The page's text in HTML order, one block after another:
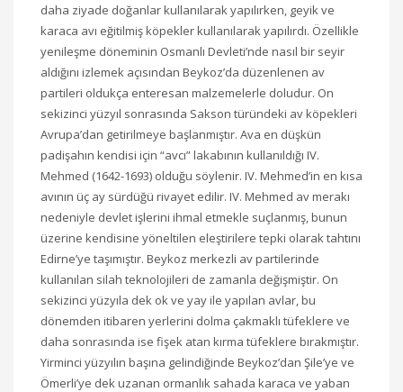
daha ziyade doğanlar kullanılarak yapılırken, geyik ve
karaca avı eğitilmiş köpekler kullanılarak yapılırdı. Özellikle
yenileşme döneminin Osmanlı Devleti’nde nasıl bir seyir
aldığını izlemek açısından Beykoz’da düzenlenen av
partileri oldukça enteresan malzemelerle doludur. On
sekizinci yüzyıl sonrasında Sakson türündeki av köpekleri
Avrupa’dan getirilmeye başlanmıştır. Ava en düşkün
padişahın kendisi için “avcı” lakabının kullanıldığı IV.
Mehmed (1642-1693) olduğu söylenir. IV. Mehmed’in en kısa
avının üç ay sürdüğü rivayet edilir. IV. Mehmed av merakı
nedeniyle devlet işlerini ihmal etmekle suçlanmış, bunun
üzerine kendisine yöneltilen eleştirilere tepki olarak tahtını
Edirne’ye taşımıştır. Beykoz merkezli av partilerinde
kullanılan silah teknolojileri de zamanla değişmiştir. On
sekizinci yüzyıla dek ok ve yay ile yapılan avlar, bu
dönemden itibaren yerlerini dolma çakmaklı tüfeklere ve
daha sonrasında ise fişek atan kırma tüfeklere bırakmıştır.
Yirminci yüzyılın başına gelindiğinde Beykoz’dan Şile’ye ve
Ömerli’ye dek uzanan ormanlık sahada karaca ve yaban